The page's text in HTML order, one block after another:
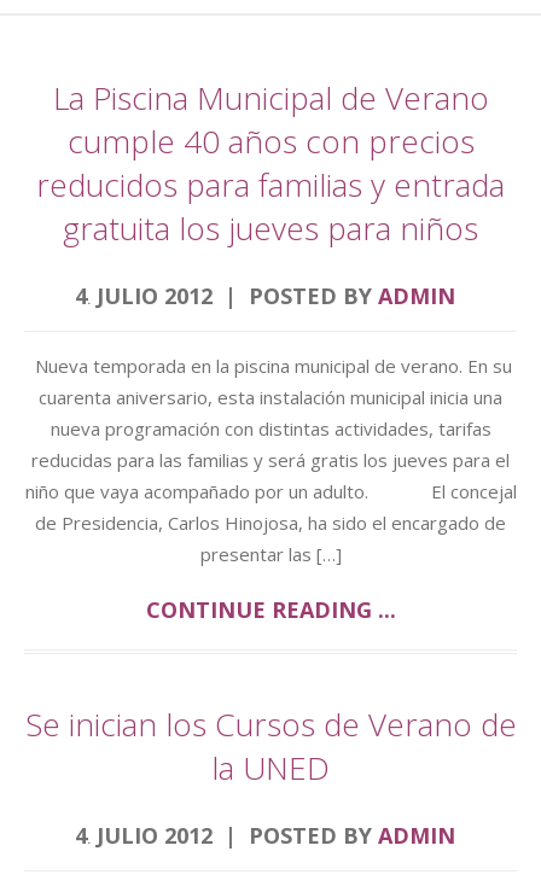
La Piscina Municipal de Verano
cumple 40 años con precios
reducidos para familias y entrada
gratuita los jueves para niños
4. JULIO 2012 POSTED BY ADMIN
Nueva temporada en la piscina municipal de verano. En su
cuarenta aniversario, esta instalación municipal inicia una
nueva programación con distintas actividades, tarifas
reducidas para las familias y será gratis los jueves para el
niño que vaya acompañado por un adulto. El concejal
de Presidencia, Carlos Hinojosa, ha sido el encargado de
presentar las […]
CONTINUE READING ...
Se inician los Cursos de Verano de
la UNED
4. JULIO 2012 POSTED BY ADMIN